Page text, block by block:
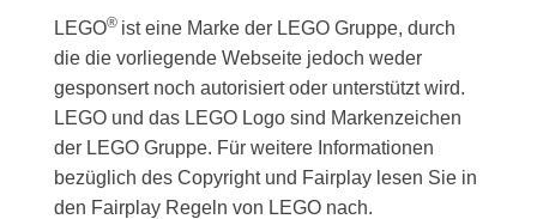
LEGO® ist eine Marke der LEGO Gruppe, durch
die die vorliegende Webseite jedoch weder
gesponsert noch autorisiert oder unterstützt wird.
LEGO und das LEGO Logo sind Markenzeichen
der LEGO Gruppe. Für weitere Informationen
bezüglich des Copyright und Fairplay lesen Sie in
den Fairplay Regeln von LEGO nach.